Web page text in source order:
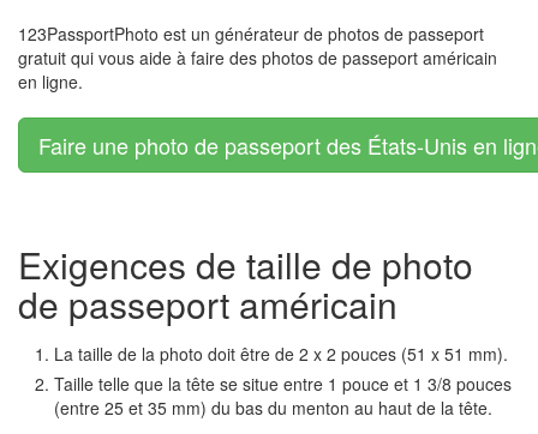
123PassportPhoto est un générateur de photos de passeport
gratuit qui vous aide à faire des photos de passeport américain
en ligne.
Faire une photo de passeport des États-Unis en
Exigences de taille de photo
de passeport américain
La taille de la photo doit être de 2 x 2 pouces (51 x 51 mm).
Taille telle que la tête se situe entre 1 pouce et 1 3/8 pouces
(entre 25 et 35 mm) du bas du menton au haut de la tête.